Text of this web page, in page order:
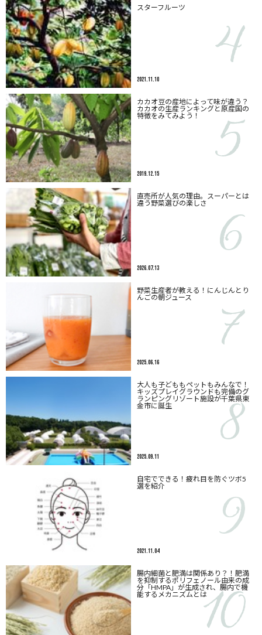
スターフルーツ
2021.11.10
カカオ豆の産地によって味が違う？
カカオの生産ランキングと原産国の
特徴をみてみよう！
2019.12.15
直売所が人気の理由。スーパーとは
違う野菜選びの楽しさ
2026.07.13
野菜生産者が教える！にんじんとり
んごの朝ジュース
2025.06.16
大人も子どももペットもみんなで！
キッズプレイグラウンドも完備のグ
ランピングリゾート施設が千葉県東
⾦市に誕生
2025.09.11
自宅でできる！疲れ目を防ぐツボ5
選を紹介
2021.11.04
腸内細菌と肥満は関係あり？！肥満
を抑制するポリフェノール由来の成
分「HMPA」が生成され、腸内で機
能するメカニズムとは